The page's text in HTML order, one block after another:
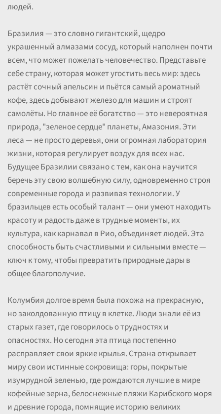
людей.
Бразилия — это словно гигантский, щедро
украшенный алмазами сосуд, который наполнен почти
всем, что может пожелать человечество. Представьте
себе страну, которая может угостить весь мир: здесь
растёт сочный апельсин и пьётся самый ароматный
кофе, здесь добывают железо для машин и строят
самолёты. Но главное её богатство — это невероятная
природа, "зеленое сердце" планеты, Амазония. Эти
леса — не просто деревья, они огромная лаборатория
жизни, которая регулирует воздух для всех нас.
Будущее Бразилии связано с тем, как она научится
беречь эту свою волшебную силу, одновременно строя
современные города и развивая технологии. У
бразильцев есть особый талант — они умеют находить
красоту и радость даже в трудные моменты, их
культура, как карнавал в Рио, объединяет людей. Эта
способность быть счастливыми и сильными вместе —
ключ к тому, чтобы превратить природные дары в
общее благополучие.
Колумбия долгое время была похожа на прекрасную,
но заколдованную птицу в клетке. Люди знали её из
старых газет, где говорилось о трудностях и
опасностях. Но сегодня эта птица постепенно
расправляет свои яркие крылья. Страна открывает
миру свои истинные сокровища: горы, покрытые
изумрудной зеленью, где рождаются лучшие в мире
кофейные зерна, белоснежные пляжи Карибского моря
и древние города, помнящие историю великих